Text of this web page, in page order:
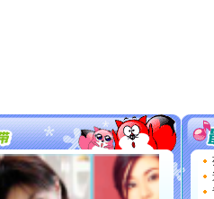
都要快乐
[圣诞节]
如意,快
[元旦]
看
断电。
你是我